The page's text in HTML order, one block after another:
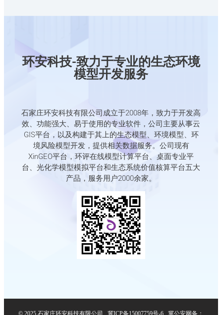
环安科技-致力于专业的生态环境
模型开发服务
石家庄环安科技有限公司成立于2008年，致力于开发高
效、功能强大、易于使用的专业软件，公司主要从事云
GIS平台，以及构建于其上的生态模型、环境模型、环
境风险模型开发，提供相关数据服务。公司现有
XinGEO平台，环评在线模型计算平台、桌面专业平
台、光化学模型模拟平台和生态系统价值核算平台五大
产品，服务用户2000余家。